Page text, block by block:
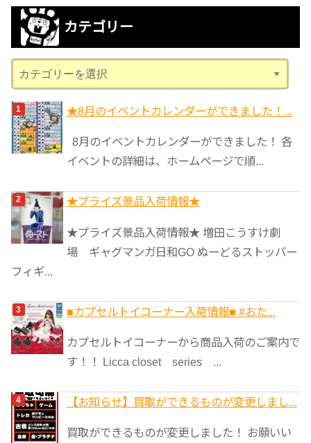
カ
ブ
カテゴリー
テ
ゴ
リ
ー
★8月のイベントカレンダーができました！...
8月のイベントカレンダーができました！ 各
イベントの詳細は、ホームページで順...
★プライズ景品入荷情報★
★プライズ景品入荷情報★ 増田こうすけ劇
場 ギャグマンガ日和GO ぬーどるストッパー
フィギ...
■カプセルトイコーナー入荷情報■ #おた...
カプセルトイコーナーから商品入荷のご案内で
す！！ Licca closet series ...
【お知らせ】買取ができるものが変更しまし...
買取ができるものが変更しました！ お願いい